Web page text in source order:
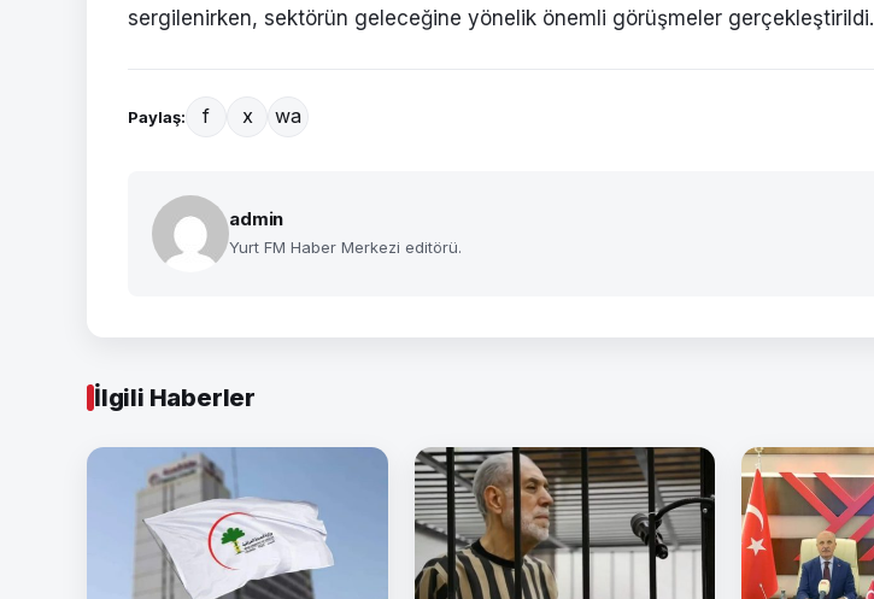
sergilenirken, sektörün geleceğine yönelik önemli görüşmeler gerçekleştirildi.
Paylaş: f x wa
admin
Yurt FM Haber Merkezi editörü.
İlgili Haberler